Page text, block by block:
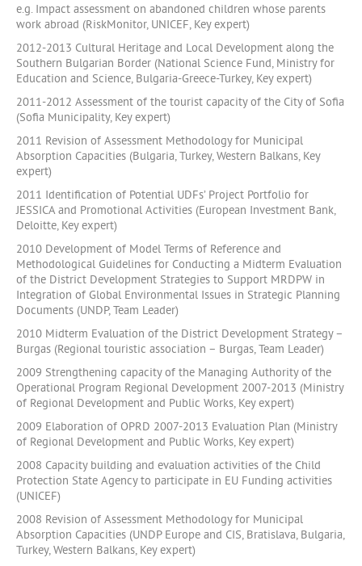
e.g. Impact assessment on abandoned children whose parents
work abroad (RiskMonitor, UNICEF, Key expert)
2012-2013 Cultural Heritage and Local Development along the
Southern Bulgarian Border (National Science Fund, Ministry for
Education and Science, Bulgaria-Greece-Turkey, Key expert)
2011-2012 Assessment of the tourist capacity of the City of Sofia
(Sofia Municipality, Key expert)
2011 Revision of Assessment Methodology for Municipal
Absorption Capacities (Bulgaria, Turkey, Western Balkans, Key
expert)
2011 Identification of Potential UDFs’ Project Portfolio for
JESSICA and Promotional Activities (European Investment Bank,
Deloitte, Key expert)
2010 Development of Model Terms of Reference and
Methodological Guidelines for Conducting a Midterm Evaluation
of the District Development Strategies to Support MRDPW in
Integration of Global Environmental Issues in Strategic Planning
Documents (UNDP, Team Leader)
2010 Midterm Evaluation of the District Development Strategy –
Burgas (Regional touristic association – Burgas, Team Leader)
2009 Strengthening capacity of the Managing Authority of the
Operational Program Regional Development 2007-2013 (Ministry
of Regional Development and Public Works, Key expert)
2009 Elaboration of OPRD 2007-2013 Evaluation Plan (Ministry
of Regional Development and Public Works, Key expert)
2008 Capacity building and evaluation activities of the Child
Protection State Agency to participate in EU Funding activities
(UNICEF)
2008 Revision of Assessment Methodology for Municipal
Absorption Capacities (UNDP Europe and CIS, Bratislava, Bulgaria,
Turkey, Western Balkans, Key expert)